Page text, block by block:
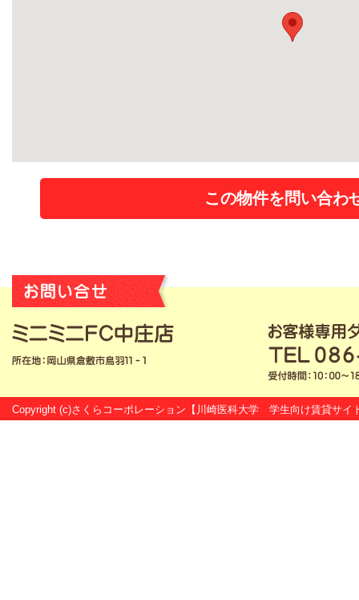
この物件を問い合わ
Copyright (c)さくらコーポレーション【 川崎医科大学 学生向け賃貸サイ